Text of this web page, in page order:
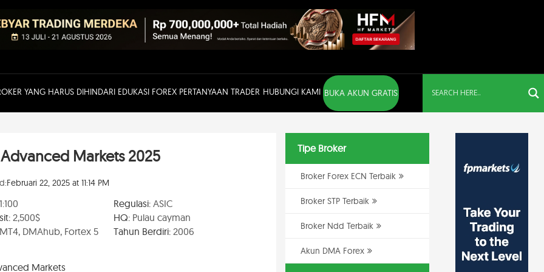
YANG HARUS DIHINDARI EDUKASI FOREX PERTANYAAN TRADER HUBUNGI KAMI BUKA AKUN GRATIS
Markets 2025
Februari 22, 2025 at 11:14 PM
1:100 Regulasi:ASIC
2,500$ HQ:Pulau cayman
MT4, DMAhub, Fortex 5
Tahun Berdiri:2006
Markets
Tipe Broker
Broker Forex ECN Terbaik
Broker STP Terbaik
Broker Ndd Terbaik
Akun DMA Forex